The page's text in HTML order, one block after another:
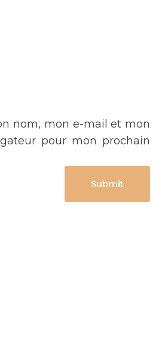
nom, mon e-mail et mon
pour mon prochain